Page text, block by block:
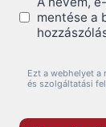
mentése a
Ezt a webhelyet a
és szolgáltatási